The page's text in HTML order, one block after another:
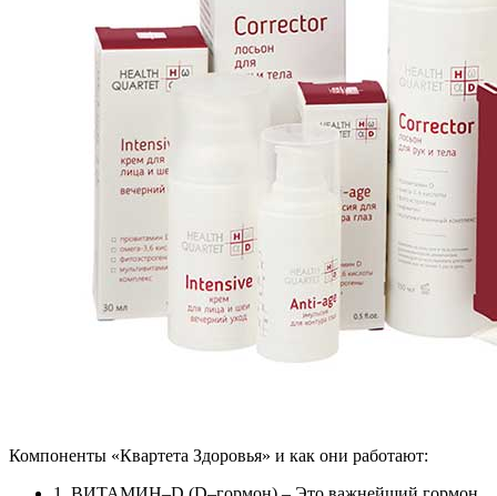
Компоненты «Квартета Здоровья» и как они работают: